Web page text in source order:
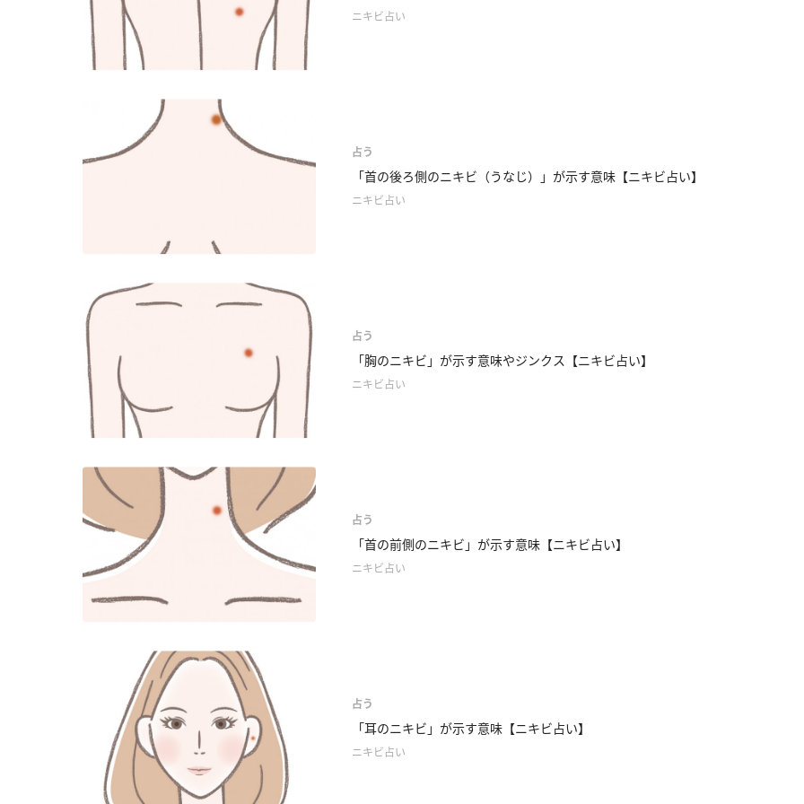
ニキビ占い
占う
「首の後ろ側のニキビ（うなじ）」が示す意味【ニキビ占い】
ニキビ占い
占う
「胸のニキビ」が示す意味やジンクス【ニキビ占い】
ニキビ占い
占う
「首の前側のニキビ」が示す意味【ニキビ占い】
ニキビ占い
占う
「耳のニキビ」が示す意味【ニキビ占い】
ニキビ占い